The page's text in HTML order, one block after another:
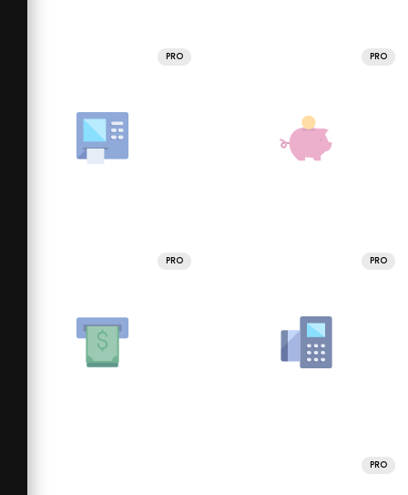
PRO PRO
PRO PRO
PRO